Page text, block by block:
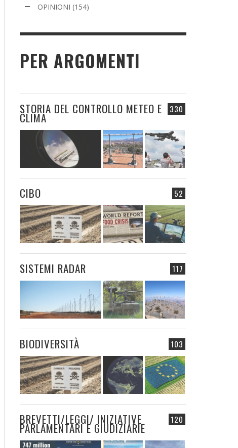
OPINIONI (154)
PER ARGOMENTI
330
STORIA DEL CONTROLLO METEO E
CLIMA
52
CIBO
117
SISTEMI RADAR
103
BIODIVERSITÀ
120
BREVETTI/LEGGI/ INIZIATIVE
PARLAMENTARI E GIUDIZIARIE